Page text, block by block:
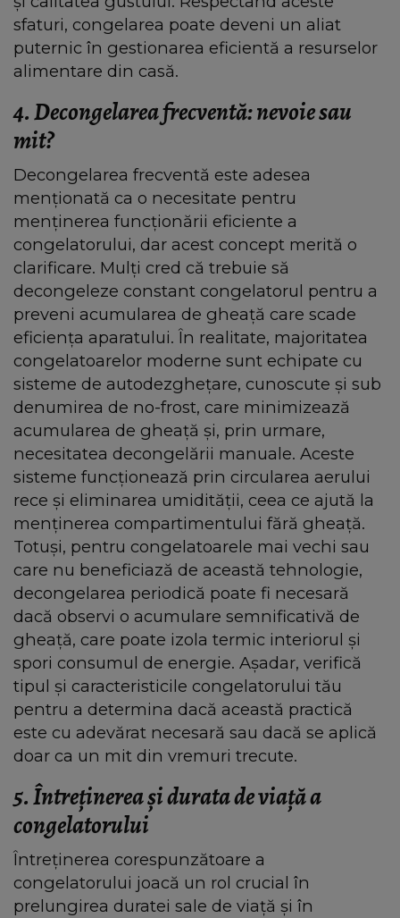
sfaturi, congelarea poate deveni un aliat
puternic în gestionarea eficientă a resurselor
alimentare din casă.
4. Decongelarea frecventă: nevoie sau
mit?
Decongelarea frecventă este adesea
menționată ca o necesitate pentru
menținerea funcționării eficiente a
congelatorului, dar acest concept merită o
clarificare. Mulți cred că trebuie să
decongeleze constant congelatorul pentru a
preveni acumularea de gheață care scade
eficiența aparatului. În realitate, majoritatea
congelatoarelor moderne sunt echipate cu
sisteme de autodezghețare, cunoscute și sub
denumirea de no-frost, care minimizează
acumularea de gheață și, prin urmare,
necesitatea decongelării manuale. Aceste
sisteme funcționează prin circularea aerului
rece și eliminarea umidității, ceea ce ajută la
menținerea compartimentului fără gheață.
Totuși, pentru congelatoarele mai vechi sau
care nu beneficiază de această tehnologie,
decongelarea periodică poate fi necesară
dacă observi o acumulare semnificativă de
gheață, care poate izola termic interiorul și
spori consumul de energie. Așadar, verifică
tipul și caracteristicile congelatorului tău
pentru a determina dacă această practică
este cu adevărat necesară sau dacă se aplică
doar ca un mit din vremuri trecute.
5. Întreținerea și durata de viață a
congelatorului
Întreținerea corespunzătoare a
congelatorului joacă un rol crucial în
prelungirea duratei sale de viață și în